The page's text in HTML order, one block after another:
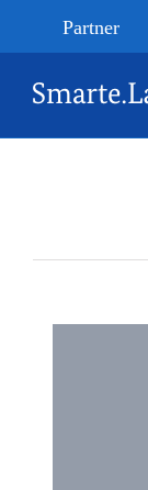
to
content
Partner